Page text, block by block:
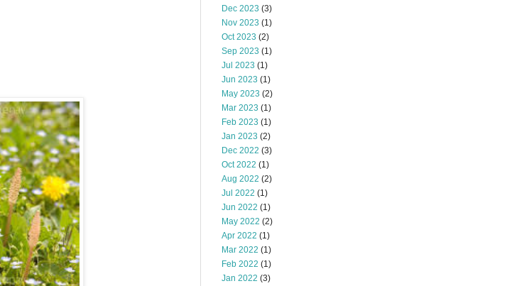
Dec 2023 (3)
Nov 2023 (1)
Oct 2023 (2)
Sep 2023 (1)
Jul 2023 (1)
Jun 2023 (1)
May 2023 (2)
Mar 2023 (1)
Feb 2023 (1)
Jan 2023 (2)
Dec 2022 (3)
Oct 2022 (1)
Aug 2022 (2)
Jul 2022 (1)
Jun 2022 (1)
May 2022 (2)
Apr 2022 (1)
Mar 2022 (1)
Feb 2022 (1)
Jan 2022 (3)